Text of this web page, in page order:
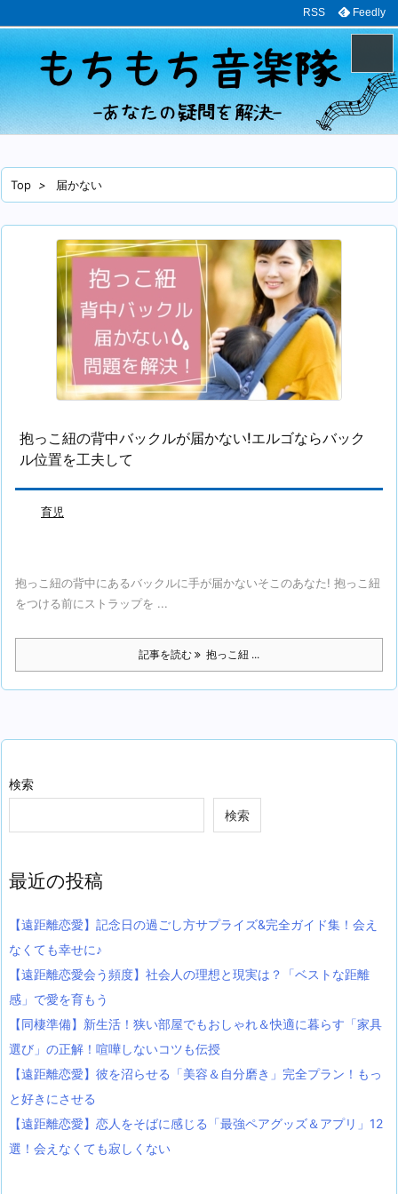
メニュ
RSS Feedly
Top > 届かない
抱っこ紐の背中バックルが届かない!エルゴならバック
ル位置を工夫して
育児
抱っこ紐の背中にあるバックルに手が届かないそこのあなた! 抱っこ紐
をつける前にストラップを ...
記事を読む 抱っこ紐 ...
検索
検索
最近の投稿
【遠距離恋愛】記念日の過ごし方サプライズ&完全ガイド集！会え
なくても幸せに♪
【遠距離恋愛会う頻度】社会人の理想と現実は？「ベストな距離
感」で愛を育もう
【同棲準備】新生活！狭い部屋でもおしゃれ＆快適に暮らす「家具
選び」の正解！喧嘩しないコツも伝授
【遠距離恋愛】彼を沼らせる「美容＆自分磨き」完全プラン！もっ
と好きにさせる
【遠距離恋愛】恋人をそばに感じる「最強ペアグッズ＆アプリ」12
選！会えなくても寂しくない